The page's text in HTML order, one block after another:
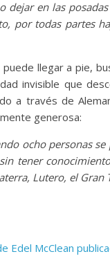
dejar en las
por todas partes
llegar a pie,
invisible que
a través de
generosa:
ocho personas
tener
Lutero, el Gran
Edel McClean